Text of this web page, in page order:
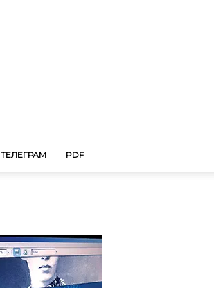
ТЕЛЕГРАМ PDF